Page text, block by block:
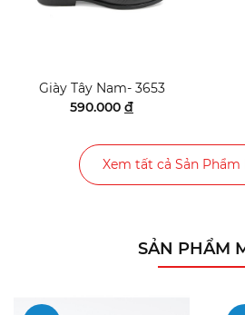
Giày Tây Nam- 3653
590.000 đ
Xem tất cả Sản Phẩm
SẢN PHẨM